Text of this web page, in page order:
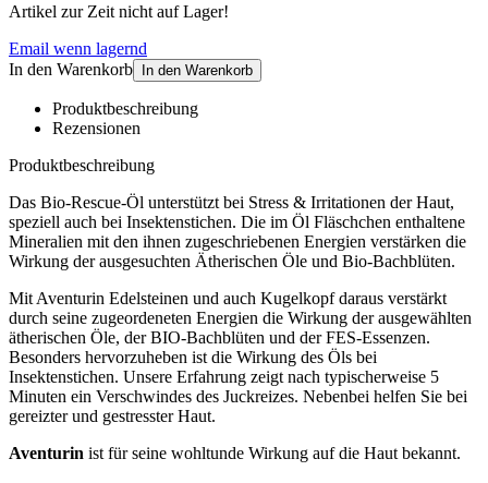
Artikel zur Zeit nicht auf Lager!
Email wenn lagernd
In den Warenkorb
In den Warenkorb
Produktbeschreibung
Rezensionen
Produktbeschreibung
Das Bio-Rescue-Öl unterstützt bei Stress & Irritationen der Haut,
speziell auch bei Insektenstichen. Die im Öl Fläschchen enthaltene
Mineralien mit den ihnen zugeschriebenen Energien verstärken die
Wirkung der ausgesuchten Ätherischen Öle und Bio-Bachblüten.
Mit Aventurin Edelsteinen und auch Kugelkopf daraus verstärkt
durch seine zugeordeneten Energien die Wirkung der ausgewählten
ätherischen Öle, der BIO-Bachblüten und der FES-Essenzen.
Besonders hervorzuheben ist die Wirkung des Öls bei
Insektenstichen. Unsere Erfahrung zeigt nach typischerweise 5
Minuten ein Verschwindes des Juckreizes. Nebenbei helfen Sie bei
gereizter und gestresster Haut.
Aventurin ist für seine wohltunde Wirkung auf die Haut bekannt.